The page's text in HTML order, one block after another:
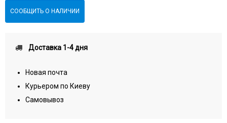
СООБЩИТЬ О НАЛИЧИИ
Доставка 1-4 дня
Новая почта
Курьером по Киеву
Самовывоз